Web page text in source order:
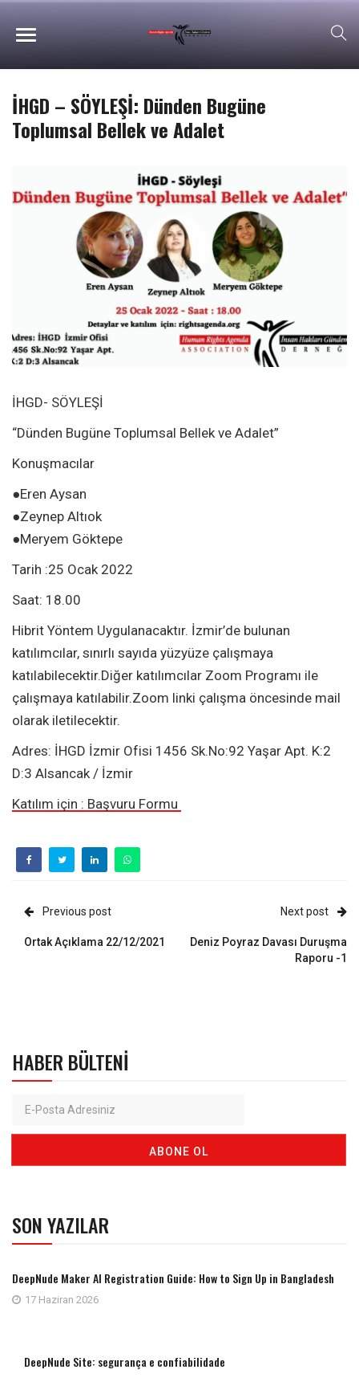
İHGD – SÖYLEŞİ: Dünden Bugüne
Toplumsal Bellek ve Adalet
İHGD- SÖYLEŞİ
“Dünden Bugüne Toplumsal Bellek ve Adalet”
Konuşmacılar
●Eren Aysan
●Zeynep Altıok
●Meryem Göktepe
Tarih :25 Ocak 2022
Saat: 18.00
Hibrit Yöntem Uygulanacaktır. İzmir’de bulunan
katılımcılar, sınırlı sayıda yüzyüze çalışmaya
katılabilecektir.Diğer katılımcılar Zoom Programı ile
çalışmaya katılabilir.Zoom linki çalışma öncesinde mail
olarak iletilecektir.
Adres: İHGD İzmir Ofisi 1456 Sk.No:92 Yaşar Apt. K:2
D:3 Alsancak / İzmir
Katılım için : Başvuru Formu
Previous post
Ortak Açıklama 22/12/2021
Next post
Deniz Poyraz Davası Duruşma
Raporu -1
HABER BÜLTENI
SON YAZILAR
DeepNude Maker AI Registration Guide: How to Sign Up in Bangladesh
17 Haziran 2026
DeepNude Site: segurança e confiabilidade